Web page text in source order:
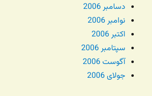
دسامبر 2006
نوامبر 2006
اکتبر 2006
سپتامبر 2006
آگوست 2006
جولای 2006